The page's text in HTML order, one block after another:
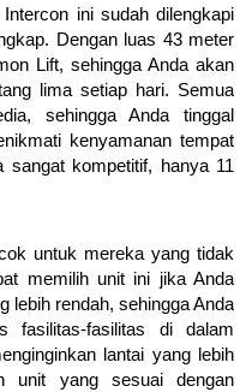
ini sudah dilengkapi
Dengan luas 43 meter
Lift, sehingga Anda akan
lima setiap hari. Semua
sehingga Anda tinggal
kenyamanan tempat
sangat kompetitif, hanya 11
untuk mereka yang tidak
memilih unit ini jika Anda
lebih rendah, sehingga Anda
fasilitas-fasilitas di dalam
lantai yang lebih
unit yang sesuai dengan